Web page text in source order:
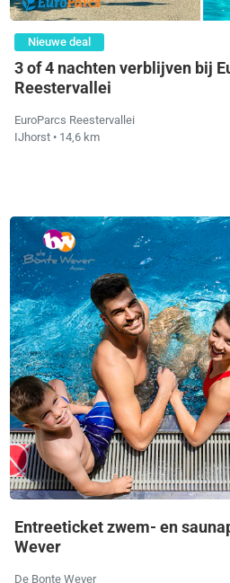
Nieuwe deal
3 of 4 nachten verblijven bij
Reestervallei
EuroParcs Reestervallei
IJhorst • 14,6 km
Entreeticket zwem- en
Wever
De Bonte Wever